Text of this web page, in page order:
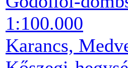
1:100.000
Karancs,